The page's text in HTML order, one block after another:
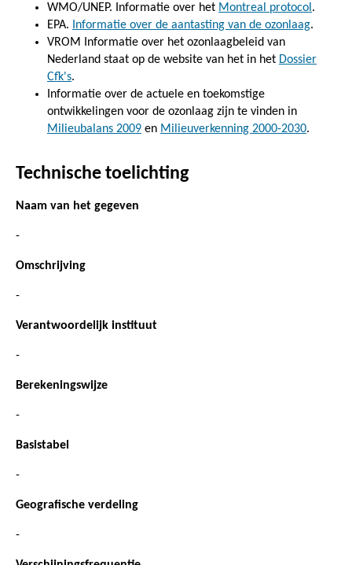
WMO/UNEP. Informatie over het Montreal protocol .
EPA.
Informatie over de aantasting van de ozonlaag.
VROM Informatie over het ozonlaagbeleid van
Nederland staat op de website van het in het Dossier
Cfk's.
Informatie over de actuele en toekomstige
ontwikkelingen voor de ozonlaag zijn te vinden in
Milieubalans 2009 en Milieuverkenning 2000-2030.
Technische toelichting
Naam van het gegeven
-
Omschrijving
-
Verantwoordelijk instituut
-
Berekeningswijze
-
Basistabel
-
Geografische verdeling
-